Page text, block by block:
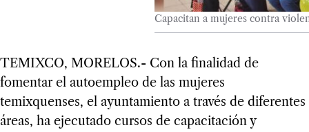
Capacitan a mujeres contra
TEMIXCO, MORELOS.- Con la finalidad de
fomentar el autoempleo de las mujeres
temixquenses, el ayuntamiento a través de diferentes
áreas, ha ejecutado cursos de capacitación y